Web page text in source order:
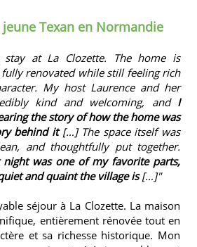
Texan en Normandie
at La Clozette. The home is
renovated while still feeling rich
My host Laurence and her
kind and welcoming, and I
the story of how the home was
behind it […] The space itself was
and thoughtfully put together.
night was one of my favorite parts,
and quaint the village is[…]"
séjour à La Clozette. La maison
entièrement rénovée tout en
et sa richesse historique. Mon